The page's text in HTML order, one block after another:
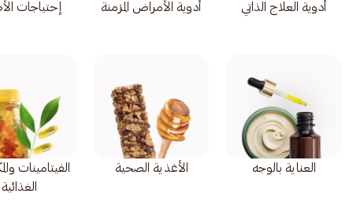
أدوية العلاج الذاتي أدوية الأمراض المزمنة إحتياجات
العناية بالوجه الأغذية الصحية
الفيتامينات
الغذائية